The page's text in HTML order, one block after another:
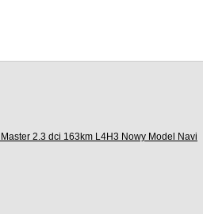
2.3 dci 163km L4H3 Nowy Model Navi